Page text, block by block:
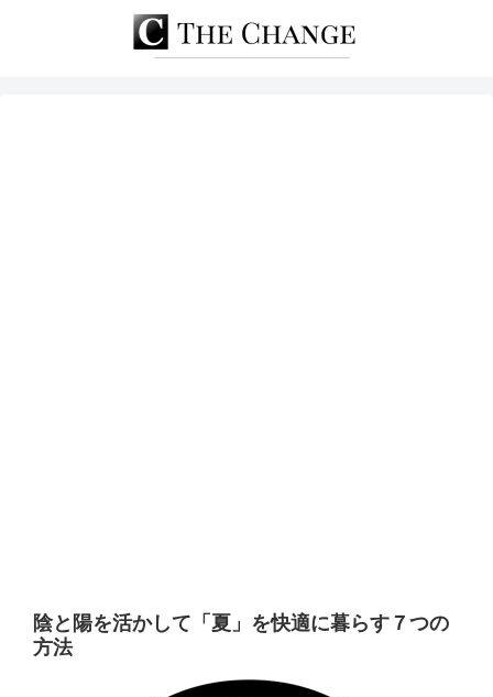
陰と陽を活かして「夏」を快適に暮らす７つの
方法